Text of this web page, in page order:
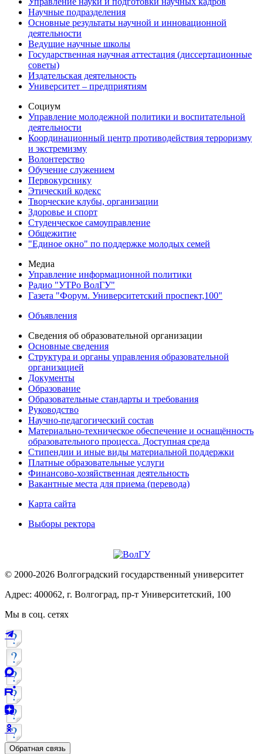
Научные подразделения
Основные результаты научной и инновационной
деятельности
Ведущие научные школы
Государственная научная аттестация (диссертационные
советы)
Издательская деятельность
Университет – предприятиям
Социум
Управление молодежной политики и воспитательной
деятельности
Координационный центр противодействия терроризму
и экстремизму
Волонтерство
Обучение служением
Первокурснику
Этический кодекс
Творческие клубы, организации
Здоровье и спорт
Студенческое самоуправление
Общежитие
"Единое окно" по поддержке молодых семей
Медиа
Управление информационной политики
Радио "УТРо ВолГУ"
Газета "Форум. Университетский проспект,100"
Объявления
Сведения об образовательной организации
Основные сведения
Структура и органы управления образовательной
организацией
Документы
Образование
Образовательные стандарты и требования
Руководство
Научно-педагогический состав
Материально-техническое обеспечение и оснащённость
образовательного процесса. Доступная среда
Стипендии и иные виды материальной поддержки
Платные образовательные услуги
Финансово-хозяйственная деятельность
Вакантные места для приема (перевода)
Карта сайта
Выборы ректора
© 2000-2026 Волгоградский государственный университет
Адрес: 400062, г. Волгоград, пр-т Университетский, 100
Мы в соц. сетях
Обратная связь